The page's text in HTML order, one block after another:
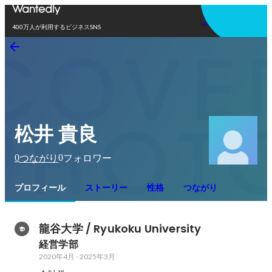
400万人が利用するビジネスSNS
アプリを使う
松井 貴良
0つながり 0フォロワー
プロフィール ストーリー 性格 つながり
龍谷大学 / Ryukoku University
経営学部
2020年4月 -2025年3月